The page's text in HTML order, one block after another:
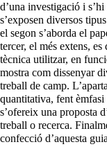
d’una investigació i
s’exposen diversos
el segon s’aborda el
tercer, el més extens,
tècnica utilitzar, en
mostra com dissenyar
treball de camp.
quantitativa, fent
s’ofereix una proposta
treball o recerca.
confecció d’aquesta